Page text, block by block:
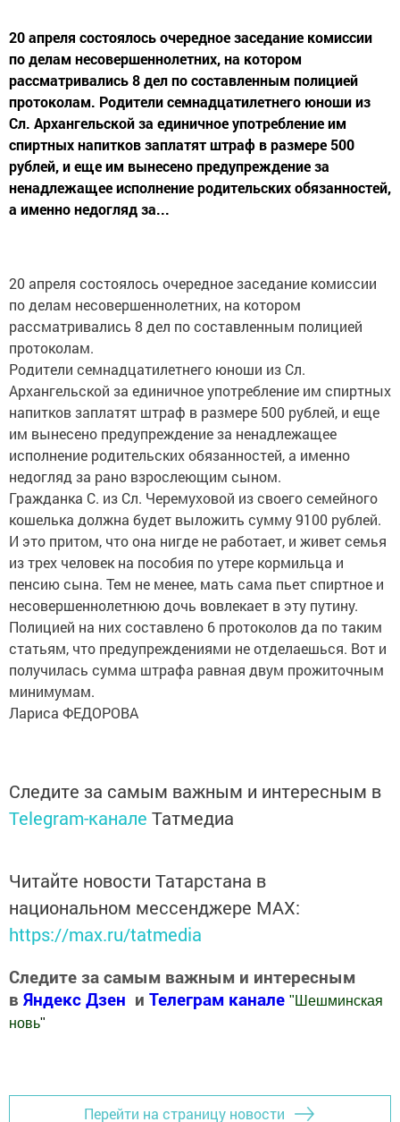
20 апреля состоялось очередное заседание комиссии
по делам несовершеннолетних, на котором
рассматривались 8 дел по составленным полицией
протоколам. Родители семнадцатилетнего юноши из
Сл. Архангельской за единичное употребление им
спиртных напитков заплатят штраф в размере 500
рублей, и еще им вынесено предупреждение за
ненадлежащее исполнение родительских обязанностей,
а именно недогляд за...
20 апреля состоялось очередное заседание комиссии
по делам несовершеннолетних, на котором
рассматривались 8 дел по составленным полицией
протоколам.
Родители семнадцатилетнего юноши из Сл.
Архангельской за единичное употребление им спиртных
напитков заплатят штраф в размере 500 рублей, и еще
им вынесено предупреждение за ненадлежащее
исполнение родительских обязанностей, а именно
недогляд за рано взрослеющим сыном.
Гражданка С. из Сл. Черемуховой из своего семейного
кошелька должна будет выложить сумму 9100 рублей.
И это притом, что она нигде не работает, и живет семья
из трех человек на пособия по утере кормильца и
пенсию сына. Тем не менее, мать сама пьет спиртное и
несовершеннолетнюю дочь вовлекает в эту путину.
Полицией на них составлено 6 протоколов да по таким
статьям, что предупреждениями не отделаешься. Вот и
получилась сумма штрафа равная двум прожиточным
минимумам.
Лариса ФЕДОРОВА
Следите за самым важным и интересным в
Telegram-канале Татмедиа
Читайте новости Татарстана в
национальном мессенджере MАХ:
https://max.ru/tatmedia
Следите за самым важным и интересным
в Яндекс Дзен и Телеграм канале " Шешминская
новь"
Перейти на страницу новости